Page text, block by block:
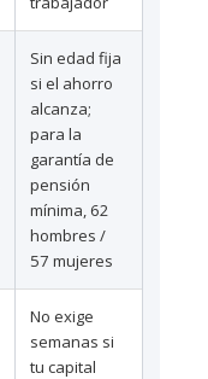
Sin edad fija
si el ahorro
alcanza;
para la
garantía de
pensión
mínima, 62
hombres /
57 mujeres
No exige
semanas si
tu capital